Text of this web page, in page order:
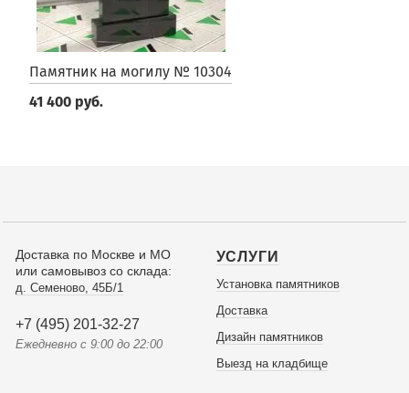
Памятник на могилу № 10304
41 400 руб.
Доставка по Москве и МО
или самовывоз со склада:
д. Семеново, 45Б/1
+7 (495) 201-32-27
Ежедневно с 9:00 до 22:00
УСЛУГИ
Установка памятников
Доставка
Дизайн памятников
Выезд на кладбище